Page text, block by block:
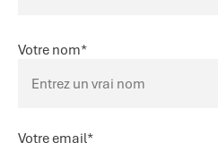
Votre nom*
Votre email*